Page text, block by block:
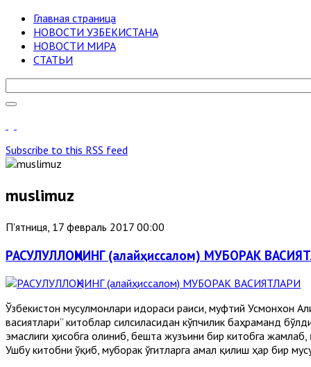
Главная страница
НОВОСТИ УЗБЕКИСТАНА
НОВОСТИ МИРА
СТАТЬИ
Subscribe to this RSS feed
muslimuz
П'ятниця, 17 февраль 2017 00:00
РАСУЛУЛЛОҲНИНГ (алайҳиссалом) МУБОРАК
Ўзбекистон мусулмонлари идораси раиси, муфтий Усмонхон
васиятлари” китоблар силсиласидан кўпчилик баҳраманд
эмаслиги ҳисобга олиниб, бешта жузъини бир китобга
Ушбу китобни ўқиб, муборак ўгитларга амал қилиш ҳар бир